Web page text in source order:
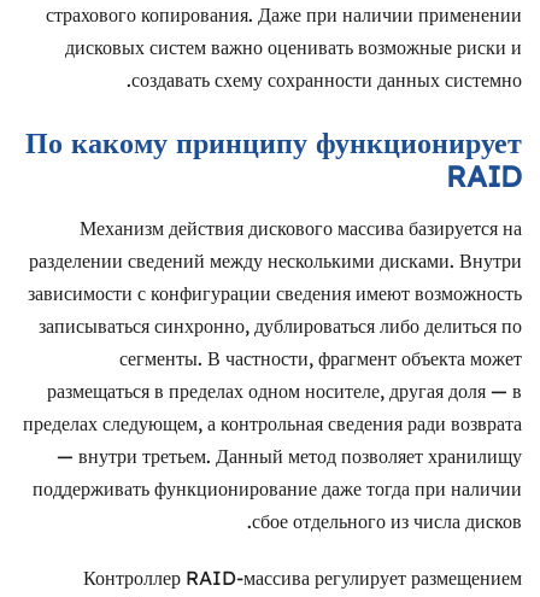
страхового копирования. Даже при наличии применении
дисковых систем важно оценивать возможные риски и
создавать схему сохранности данных системно.
По какому принципу функционирует
RAID
Механизм действия дискового массива базируется на
разделении сведений между несколькими дисками. Внутри
зависимости с конфигурации сведения имеют возможность
записываться синхронно, дублироваться либо делиться по
сегменты. В частности, фрагмент объекта может
размещаться в пределах одном носителе, другая доля — в
пределах следующем, а контрольная сведения ради возврата
— внутри третьем. Данный метод позволяет хранилищу
поддерживать функционирование даже тогда при наличии
сбое отдельного из числа дисков.
Контроллер RAID-массива регулирует размещением